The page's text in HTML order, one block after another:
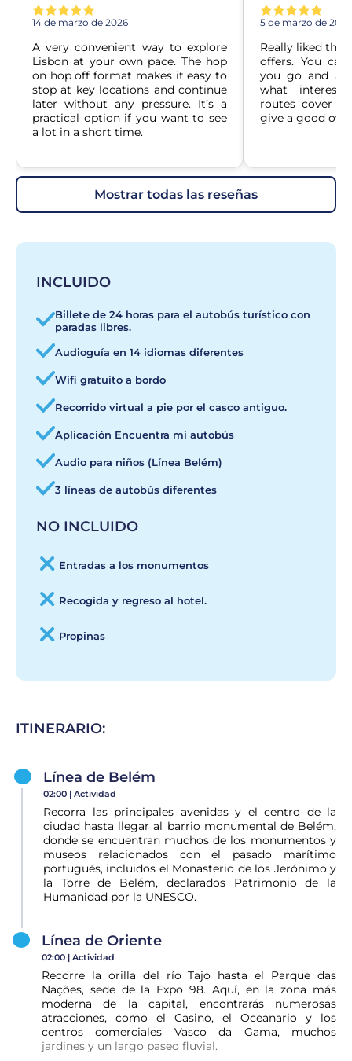
14 de marzo de 2026
A very convenient way to explore
Lisbon at your own pace. The hop
on hop off format makes it easy to
stop at key locations and continue
later without any pressure. It’s a
practical option if you want to see
a lot in a short time.
5 de marzo de 2026
Really liked the
offers. You
you go and
what
routes cover
give a good
mostrar todas las reseñas
INCLUIDO
Billete de 24 horas para el autobús turístico con
paradas libres.
Audioguía en 14 idiomas diferentes
Wifi gratuito a bordo
Recorrido virtual a pie por el casco antiguo.
Aplicación Encuentra mi autobús
Audio para niños (Línea Belém)
3 líneas de autobús diferentes
NO INCLUIDO
Entradas a los monumentos
Recogida y regreso al hotel.
Propinas
ITINERARIO:
Línea de Belém
02:00 | Actividad
Recorra las principales avenidas y el centro de la
ciudad hasta llegar al barrio monumental de Belém,
donde se encuentran muchos de los monumentos y
museos relacionados con el pasado marítimo
portugués, incluidos el Monasterio de los Jerónimo y
la Torre de Belém, declarados Patrimonio de la
Humanidad por la UNESCO.
Línea de Oriente
02:00 | Actividad
Recorre la orilla del río Tajo hasta el Parque das
Nações, sede de la Expo 98. Aquí, en la zona más
moderna de la capital, encontrarás numerosas
atracciones, como el Casino, el Oceanario y los
centros comerciales Vasco da Gama, muchos
jardines y un largo paseo fluvial.